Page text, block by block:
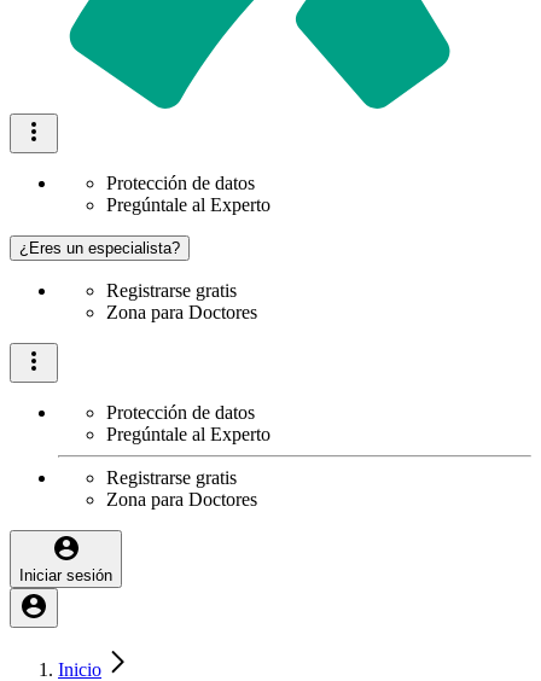
Protección de datos
Pregúntale al Experto
¿Eres un especialista?
Registrarse gratis
Zona para Doctores
Protección de datos
Pregúntale al Experto
Registrarse gratis
Zona para Doctores
Iniciar sesión
Inicio